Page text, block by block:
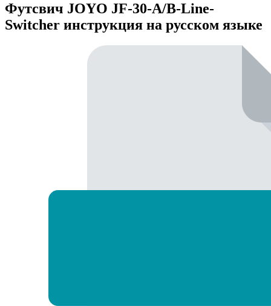
Футсвич JOYO JF-30-A/B-Line-
Switcher инструкция на русском языке